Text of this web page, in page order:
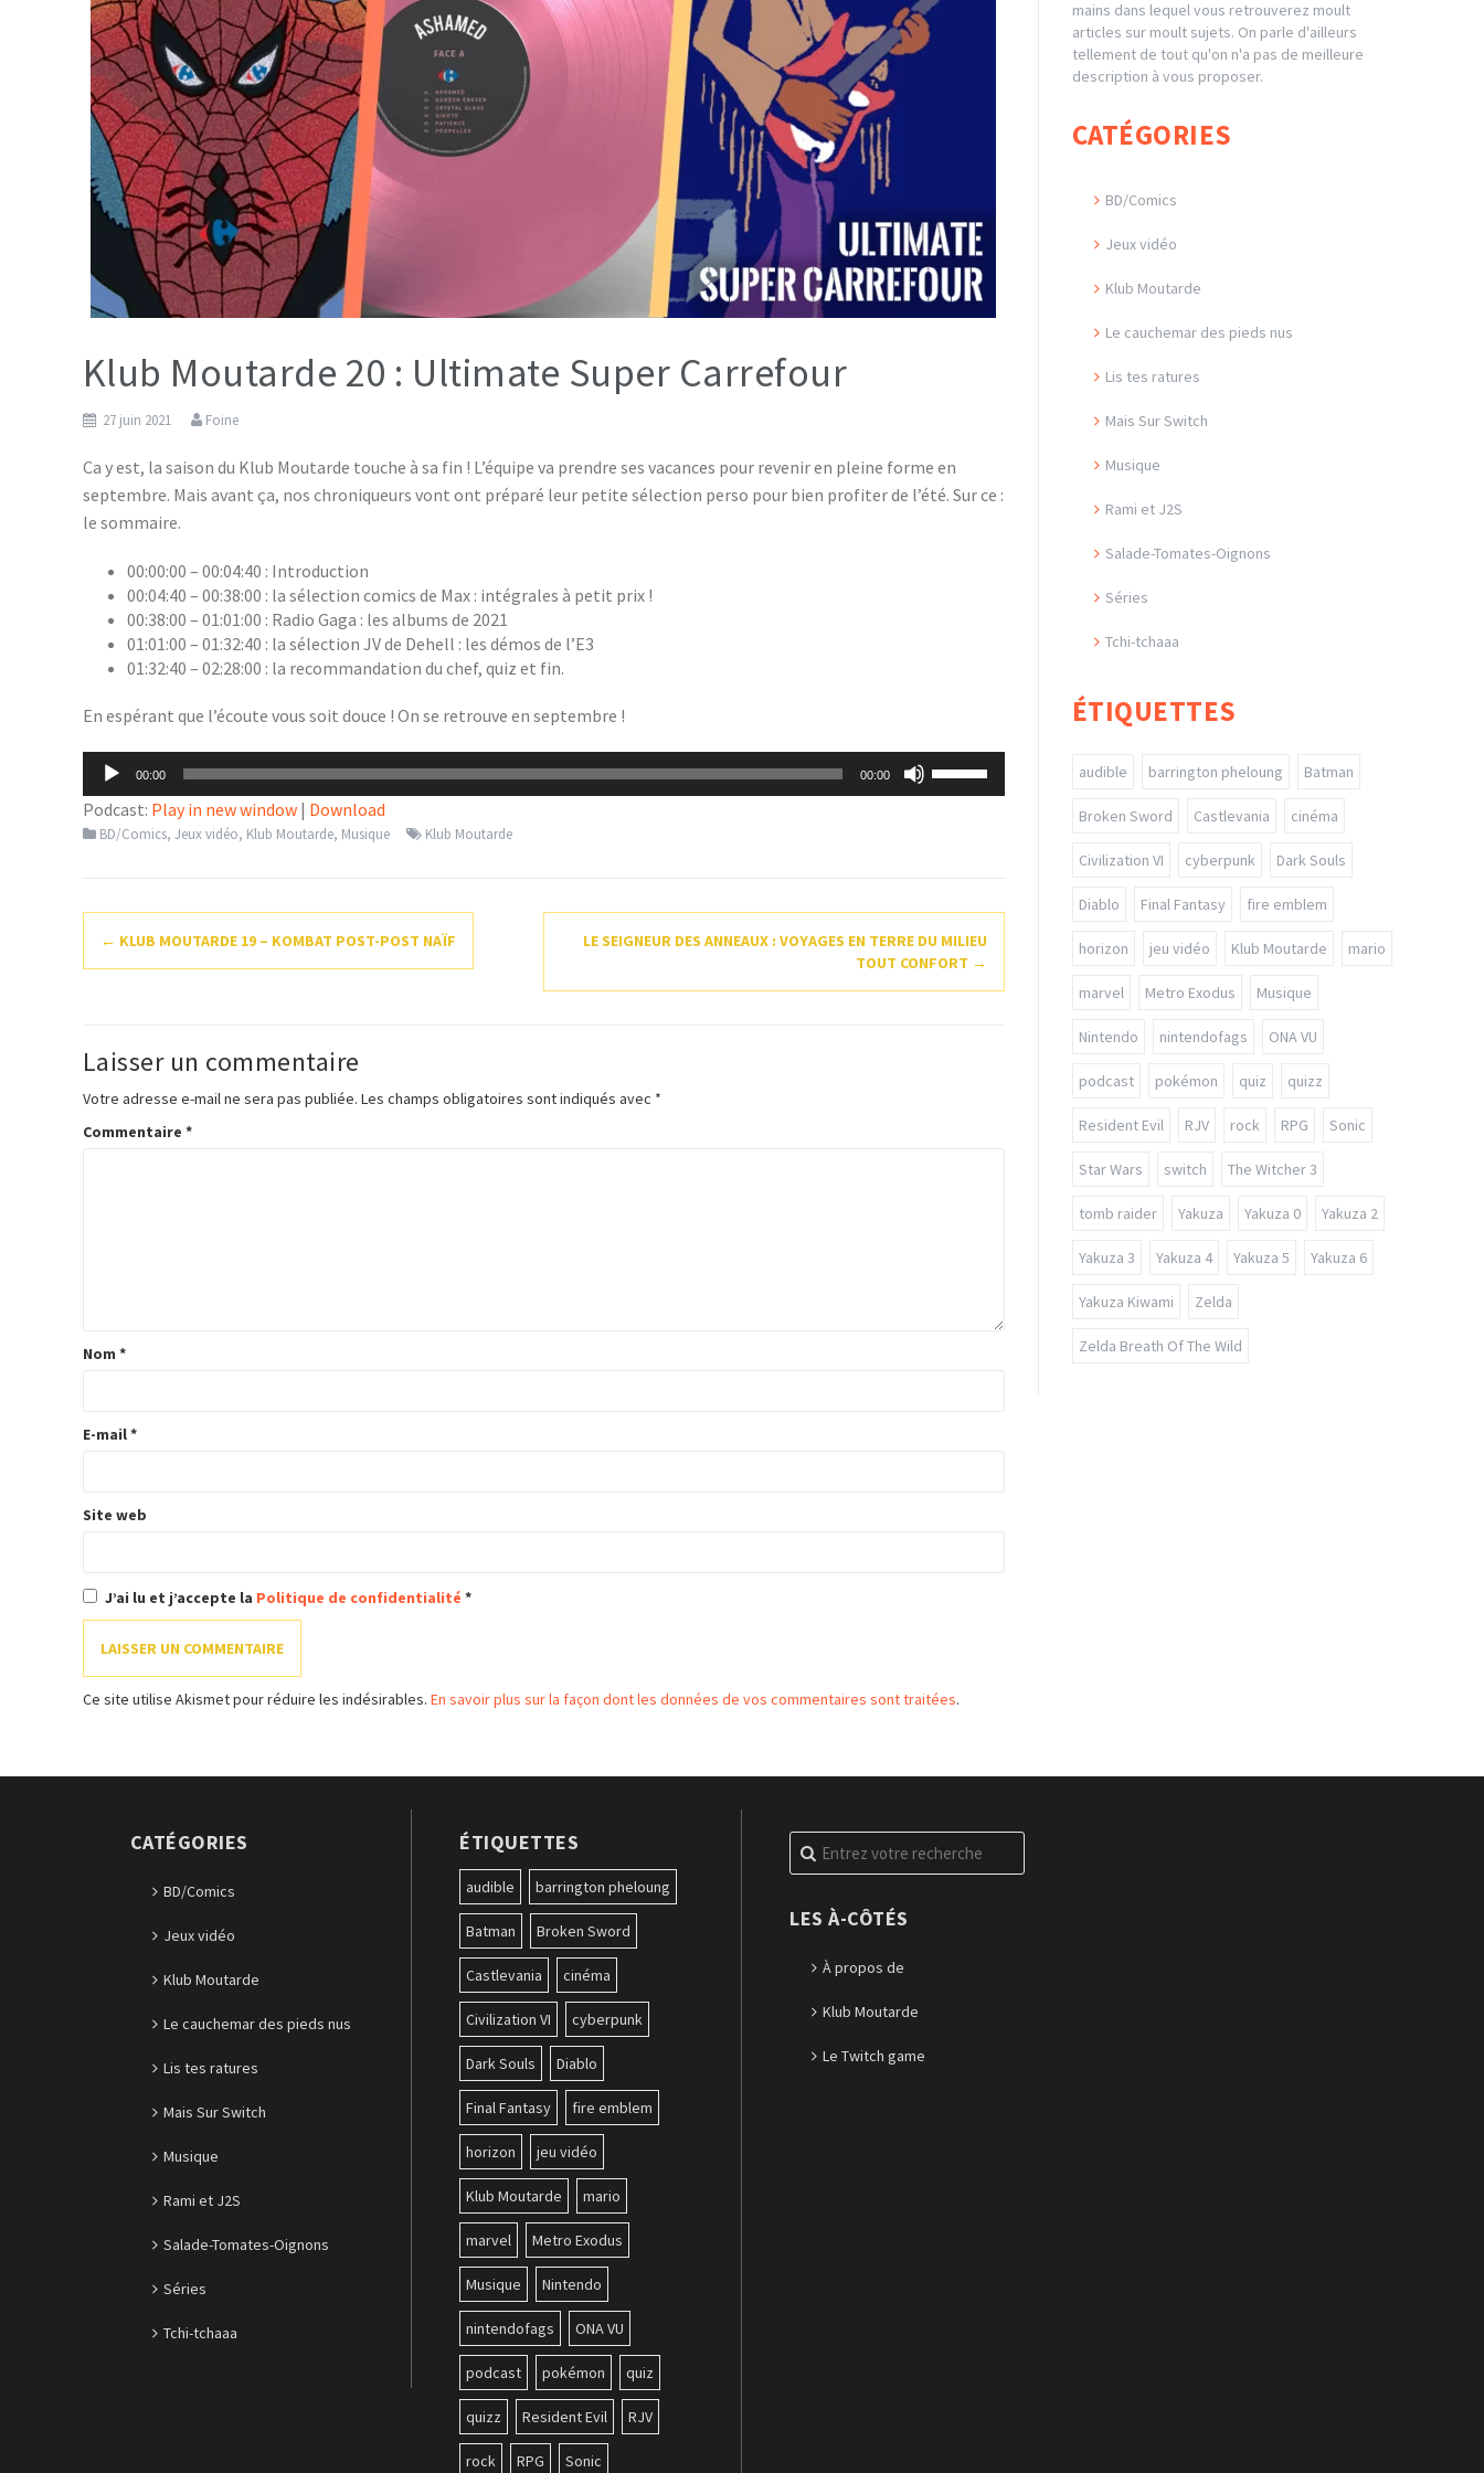
Klub Moutarde 20 : Ultimate Super Carrefour
27 juin 2021 Foine
Ca y est, la saison du Klub Moutarde touche à sa fin ! L’équipe va prendre ses vacances pour revenir en pleine forme en
septembre. Mais avant ça, nos chroniqueurs vont ont préparé leur petite sélection perso pour bien profiter de l’été. Sur ce :
le sommaire.
00:00:00 – 00:04:40 : Introduction
00:04:40 – 00:38:00 : la sélection comics de Max : intégrales à petit prix !
00:38:00 – 01:01:00 : Radio Gaga : les albums de 2021
01:01:00 – 01:32:40 : la sélection JV de Dehell : les démos de l’E3
01:32:40 – 02:28:00 : la recommandation du chef, quiz et fin.
En espérant que l’écoute vous soit douce ! On se retrouve en septembre !
Lecteur
audio
00:00 00:00
les
diminuer
le
volume.
Podcast: Play in new window| Download
BD/Comics, Jeux vidéo, Klub Moutarde, Musique Klub Moutarde
Navigation
d'article
← KLUB MOUTARDE 19 – KOMBAT POST-POST NAÏF
LE SEIGNEUR DES ANNEAUX : VOYAGES EN TERRE DU MILIEU
TOUT CONFORT →
Laisser un commentaire
Votre adresse e-mail ne sera pas publiée. Les champs obligatoires sont indiqués avec *
Commentaire *
Nom *
E-mail*
Site web
J’ai lu et j’accepte la Politique de confidentialité *
Ce site utilise Akismet pour réduire les indésirables. En savoir plus sur la façon dont les données de vos commentaires sont traitées.
mains dans lequel vous retrouverez moult
articles sur moult sujets. On parle d'ailleurs
tellement de tout qu'on n'a pas de meilleure
description à vous proposer.
CATÉGORIES
BD/Comics
Jeux vidéo
Klub Moutarde
Le cauchemar des pieds nus
Lis tes ratures
Mais Sur Switch
Musique
Rami et J2S
Salade-Tomates-Oignons
Séries
Tchi-tchaaa
ÉTIQUETTES
audible barrington pheloung Batman
Broken Sword Castlevania cinéma
Civilization VI cyberpunk Dark Souls
Diablo Final Fantasy fire emblem
horizon jeu vidéo Klub Moutarde mario
marvel Metro Exodus Musique
Nintendo nintendofags ONA VU
podcast pokémon quiz quizz
Resident Evil RJV rock RPG Sonic
Star Wars switch The Witcher 3
tomb raider Yakuza Yakuza 0 Yakuza 2
Yakuza 3 Yakuza 4 Yakuza 5 Yakuza 6
Yakuza Kiwami Zelda
Zelda Breath Of The Wild
CATÉGORIES
BD/Comics
Jeux vidéo
Klub Moutarde
Le cauchemar des pieds nus
Lis tes ratures
Mais Sur Switch
Musique
Rami et J2S
Salade-Tomates-Oignons
Séries
Tchi-tchaaa
ÉTIQUETTES
audible barrington pheloung
Batman Broken Sword
Castlevania cinéma
Civilization VI cyberpunk
Dark Souls Diablo
Final Fantasy fire emblem
horizon jeu vidéo
Klub Moutarde mario
marvel Metro Exodus
Musique Nintendo
nintendofags ONA VU
podcast pokémon quiz
quizz Resident Evil RJV
rock RPG Sonic
Recherche
pour
LES À-CÔTÉS
À propos de
Klub Moutarde
Le Twitch game